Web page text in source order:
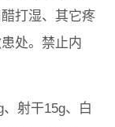
打湿、其它疼
处。禁止内
射干15g、白